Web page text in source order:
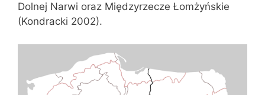
Dolnej Narwi oraz Międzyrzecze Łomżyńskie
(Kondracki 2002).